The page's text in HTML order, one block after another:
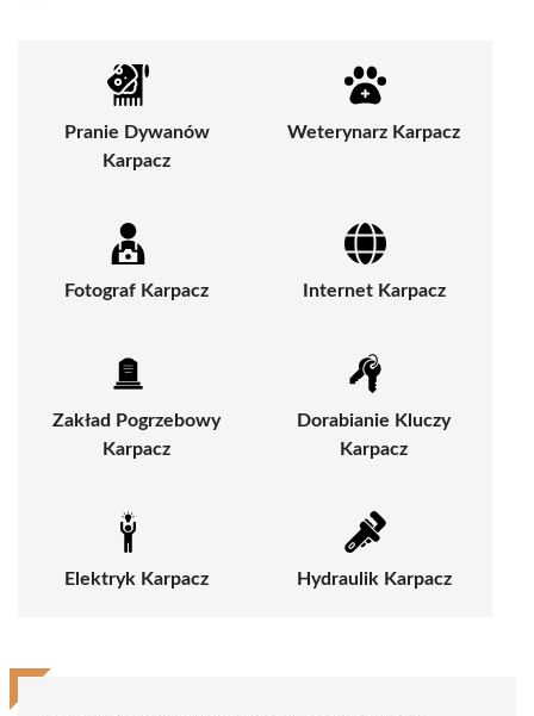
Pranie Dywanów
Karpacz
Weterynarz Karpacz
Fotograf Karpacz Internet Karpacz
Zakład Pogrzebowy
Karpacz
Dorabianie Kluczy
Karpacz
Elektryk Karpacz Hydraulik Karpacz